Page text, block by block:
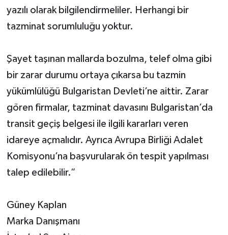
yazılı olarak bilgilendirmeliler. Herhangi bir
tazminat sorumluluğu yoktur.
Şayet taşınan mallarda bozulma, telef olma gibi
bir zarar durumu ortaya çıkarsa bu tazmin
yükümlülüğü Bulgaristan Devleti’ne aittir. Zarar
gören firmalar, tazminat davasını Bulgaristan’da
transit geçiş belgesi ile ilgili kararları veren
idareye açmalıdır. Ayrıca Avrupa Birliği Adalet
Komisyonu’na başvurularak ön tespit yapılması
talep edilebilir.”
Güney Kaplan
Marka Danışmanı